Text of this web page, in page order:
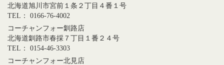
北海道旭川市宮前１条２丁目４番１号
TEL： 0166-76-4002
コーチャンフォー釧路店
北海道釧路市春採７丁目１番２４号
TEL： 0154-46-3303
コーチャンフォー北見店